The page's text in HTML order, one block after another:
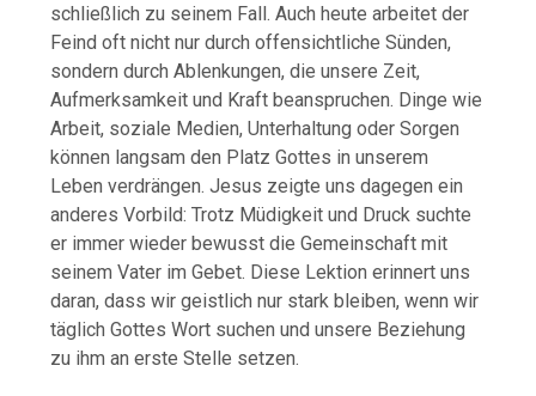
schließlich zu seinem Fall. Auch heute arbeitet der
Feind oft nicht nur durch offensichtliche Sünden,
sondern durch Ablenkungen, die unsere Zeit,
Aufmerksamkeit und Kraft beanspruchen. Dinge wie
Arbeit, soziale Medien, Unterhaltung oder Sorgen
können langsam den Platz Gottes in unserem
Leben verdrängen. Jesus zeigte uns dagegen ein
anderes Vorbild: Trotz Müdigkeit und Druck suchte
er immer wieder bewusst die Gemeinschaft mit
seinem Vater im Gebet. Diese Lektion erinnert uns
daran, dass wir geistlich nur stark bleiben, wenn wir
täglich Gottes Wort suchen und unsere Beziehung
zu ihm an erste Stelle setzen.